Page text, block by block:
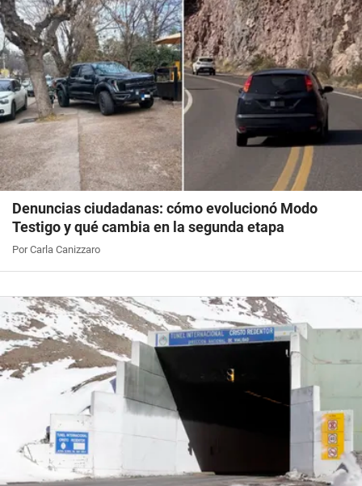
Denuncias ciudadanas: cómo evolucionó Modo
Testigo y qué cambia en la segunda etapa
Por Carla Canizzaro